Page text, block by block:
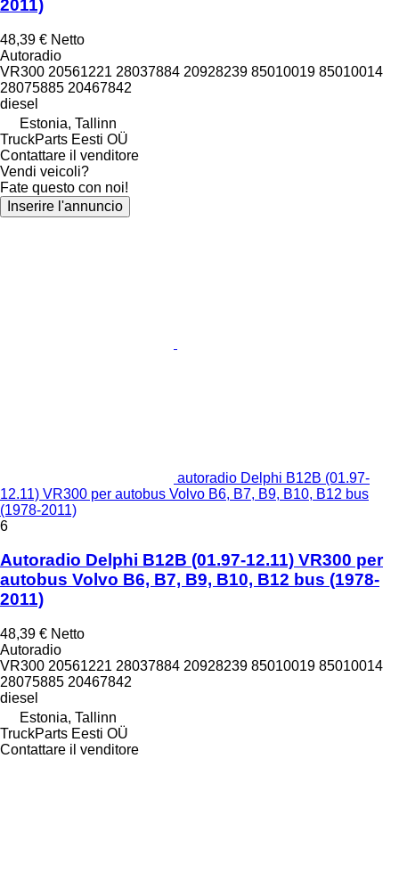
2011)
48,39 € Netto
Autoradio
VR300 20561221 28037884 20928239 85010019 85010014
28075885 20467842
diesel
Estonia, Tallinn
TruckParts Eesti OÜ
Contattare il venditore
Vendi veicoli?
Fate questo con noi!
Inserire l'annuncio
autoradio Delphi B12B (01.97-
12.11) VR300 per autobus Volvo B6, B7, B9, B10, B12 bus
(1978-2011)
6
Autoradio Delphi B12B (01.97-12.11) VR300 per
autobus Volvo B6, B7, B9, B10, B12 bus (1978-
2011)
48,39 € Netto
Autoradio
VR300 20561221 28037884 20928239 85010019 85010014
28075885 20467842
diesel
Estonia, Tallinn
TruckParts Eesti OÜ
Contattare il venditore